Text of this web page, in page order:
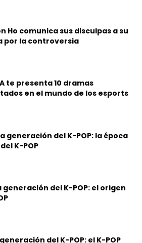
Ho comunica sus disculpas a su
por la controversia
te presenta 10 dramas
en el mundo de los esports
generación del K-POP: la época
K-POP
generación del K-POP: el origen
del K-POP: el K-POP